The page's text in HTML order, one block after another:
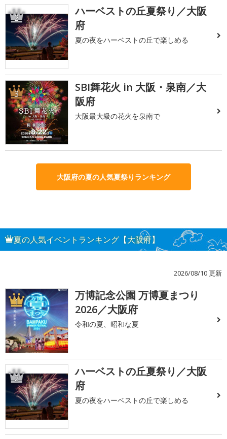
2
ハーベストの丘夏祭り／大阪
府
夏の夜をハーベストの丘で楽しめる
3
SBI舞花火 in 大阪・泉南／大
阪府
大阪最大級の花火を泉南で
大阪府の夏の人気夏祭りランキング
夏の人気イベントランキング【大阪府】
2026/08/10 更新
1
万博記念公園 万博夏まつり
2026／大阪府
令和の夏、昭和な夏
2
ハーベストの丘夏祭り／大阪
府
夏の夜をハーベストの丘で楽しめる